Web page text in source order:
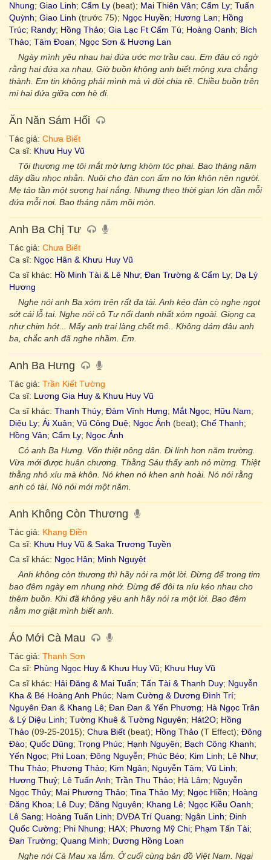
Nhung; Giao Linh; Cẩm Ly (beat); Mai Thiên Vân; Cẩm Ly; Tuấn
Quỳnh; Giao Linh (trước 75); Ngọc Huyền; Hương Lan; Hồng
Trúc; Randy; Hồng Thảo; Gia Lạc Ft Cẩm Tú; Hoàng Oanh; Bích
Thảo; Tâm Đoan; Ngọc Sơn & Hương Lan
Ngày mình yêu nhau hai đứa ước mơ trầu cau. Em đâu có ngờ
rằng hai đứa xa nhau. Giờ buồn không anh biết mộng xưa chẳng
thành. Em tin không phải mình mà vì đời chia rẽ. Chiều buồn trên
mi hai đứa giữa cơn hè đi.
Ăn Năn Sám Hối
Tác giả: Chưa Biết
Ca sĩ: Khưu Huy Vũ
Tôi thương mẹ tôi mắt mờ lưng khòm tóc phai. Bao tháng năm
dãy dầu nhọc nhằn. Nuôi cho đàn con ấm no lớn khôn nên người.
Mẹ tảo tần một sương hai nắng. Nhưng theo thời gian lớn dần mỗi
đứa mỗi nơi. Bao tháng năm mõi mòn.
Anh Ba Chị Tư
Tác giả: Chưa Biết
Ca sĩ: Ngọc Hân & Khưu Huy Vũ
Ca sĩ khác: Hồ Minh Tài & Lê Như; Đan Trường & Cẩm Ly; Dạ Lý
Hương
Nghe nói anh Ba xóm trên rất đa tài. Anh kéo đàn cò nghe ngọt
sớt cái lỗ tai. Nghe nói cô Tư nổi danh nhất xóm ngoài. Giọng ca
như chim hót... Mấy anh trai làng chết mê.. Không dám đâu anh
ba, chắc anh đã nghe nhầm. Em.
Anh Ba Hưng
Tác giả: Trần Kiết Tường
Ca sĩ: Lương Gia Huy & Khưu Huy Vũ
Ca sĩ khác: Thanh Thúy; Đàm Vĩnh Hưng; Mắt Ngọc; Hữu Nam;
Diệu Ly; Ái Xuân; Vũ Công Duệ; Ngọc Ánh (beat); Chế Thanh;
Hồng Vân; Cẩm Ly; Ngọc Ánh
Có anh Ba Hưng. Vốn thiệt nông dân. Đi lính hơn năm trường.
Vừa mới được huân chương. Thằng Sáu thấy anh nó mừng. Thiệt
thằng nhỏ xíu mà khôn. Nó khen nó khen anh hoài. Nó nói rằng
anh có tài. Nó nói mới một năm.
Anh Không Còn Thương
Tác giả: Khang Điền
Ca sĩ: Khưu Huy Vũ & Saka Trương Tuyền
Ca sĩ khác: Ngọc Hân; Minh Nguyệt
Anh không còn thương thì hãy nói ra một lời. Đừng để trong tim
bao đêm ngày em nhung nhớ. Đừng để đôi ta níu kéo nhau cho
thêm buồn. Khi đã không yêu anh hãy nói ra một lời. Bao đêm
nằm mơ giật mình biết anh.
Áo Mới Cà Mau
Tác giả: Thanh Sơn
Ca sĩ: Phùng Ngọc Huy & Khưu Huy Vũ; Khưu Huy Vũ
Ca sĩ khác: Hải Đăng & Mai Tuấn; Tấn Tài & Thanh Duy; Nguyễn
Kha & Bé Hoàng Anh Phúc; Nam Cường & Dương Đình Trí;
Nguyên Đan & Khang Lê; Đan Đan & Yến Phương; Hà Ngọc Trân
& Lý Diệu Linh; Tường Khuê & Tường Nguyên; Hát2O; Hồng
Thảo (09-25-2015); Chưa Biết (beat); Hồng Thảo (T Effect); Đông
Đào; Quốc Dũng; Trọng Phúc; Hạnh Nguyên; Bạch Công Khanh;
Yến Ngọc; Phi Loan; Đông Nguyễn; Phúc Béo; Kim Linh; Lê Như;
Thu Thảo; Phương Thảo; Kim Ngân; Nguyễn Tâm; Vũ Linh;
Hương Thuỷ; Lê Tuấn Anh; Trần Thu Thảo; Hà Lâm; Nguyễn
Ngọc Thủy; Mai Phương Thảo; Tina Thảo My; Ngọc Hiền; Hoàng
Đăng Khoa; Lê Duy; Đăng Nguyên; Khang Lê; Ngọc Kiều Oanh;
Lê Sang; Hoàng Tuấn Linh; DVĐA Trí Quang; Ngân Linh; Đinh
Quốc Cường; Phi Nhung; HAX; Phương Mỹ Chi; Phạm Tấn Tài;
Đan Trường; Quang Minh; Dương Hồng Loan
Nghe nói Cà Mau xa lắm. Ở cuối cùng bản đồ Việt Nam. Ngại